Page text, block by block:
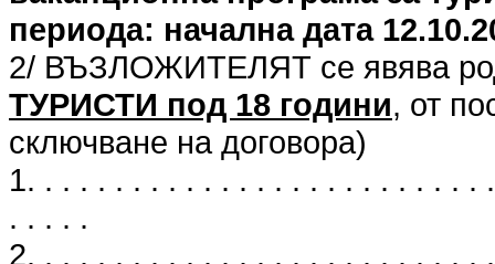
периода: начална дата
2/ ВЪЗЛОЖИТЕЛЯТ се явява
ТУРИСТИ под 18 години, от
сключване на договора)
1. . . . . . . . . . . . . . . . . . . . . . . . .
. . . . .
2. . . . . . . . . . . . . . . . . . . . . . . . .